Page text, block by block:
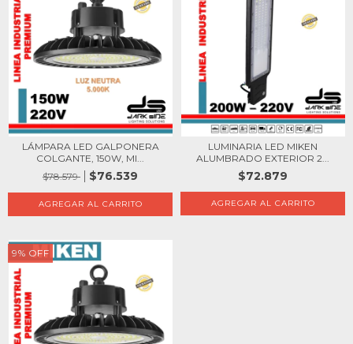
LÁMPARA LED GALPONERA
COLGANTE, 150W, MI...
$78.579
$76.539
LUMINARIA LED MIKEN
ALUMBRADO EXTERIOR 2...
$72.879
9% OFF